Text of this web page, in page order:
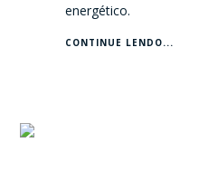
energético.
CONTINUE LENDO...